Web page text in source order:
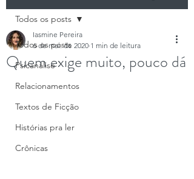
Todos os posts
Psicanálise
Relacionamentos
Textos de Ficção
Histórias pra ler
Crônicas
Todos os posts
Quem exige muito, pouco dá
Iasmine Pereira
6 de mai. de 2020 1 min de leitura